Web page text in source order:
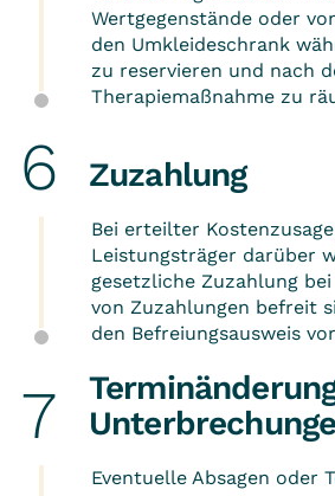
Wertgegenstände oder
den Umkleideschrank
zu reservieren und nach
Therapiemaßnahme zu
Zuzahlung
Bei erteilter
Leistungsträger darüber
gesetzliche Zuzahlung
von Zuzahlungen befreit
den Befreiungsausweis
Eventuelle Absagen oder